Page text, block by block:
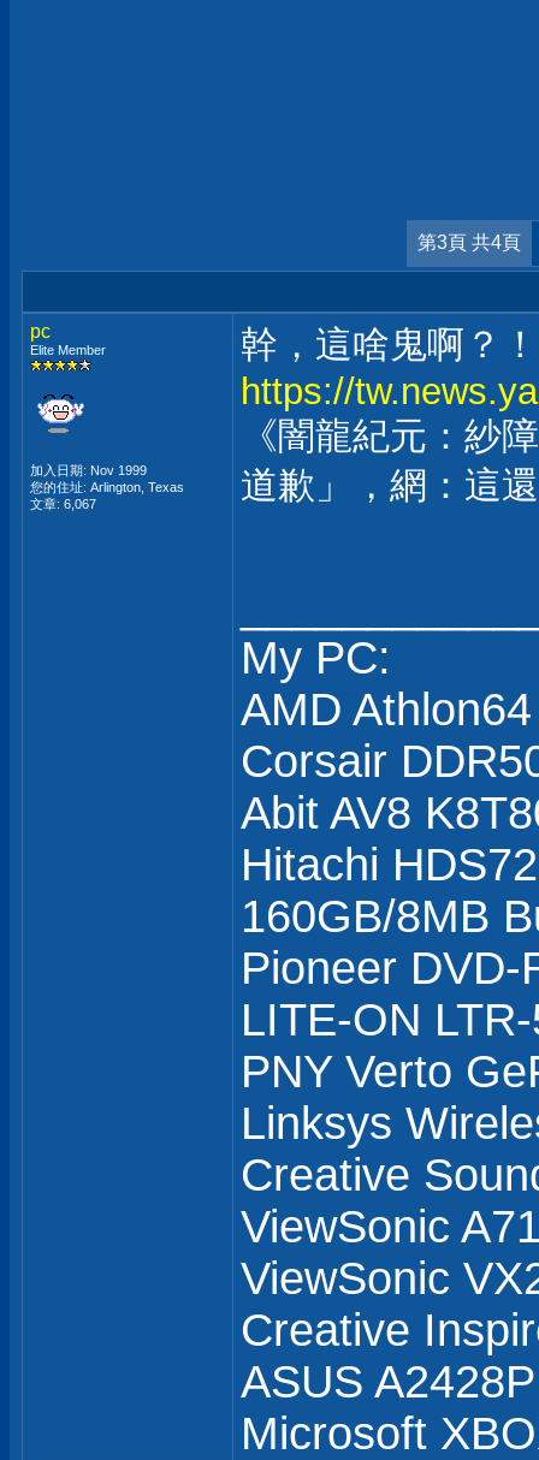
第3頁 共4頁
pc
Elite Member
加入日期: Nov 1999
您的住址: Arlington, Texas
文章: 6,067
幹，這啥鬼啊？！
https://
《闇龍紀元：紗
道歉」，網：這
My PC:
AMD
Corsair
Abit AV8
Hitachi
160GB/8MB
Pioneer DVD-
LITE-ON
PNY Verto
Linksys
Creative
ViewSonic
ViewSonic
Creative
ASUS
Microsoft